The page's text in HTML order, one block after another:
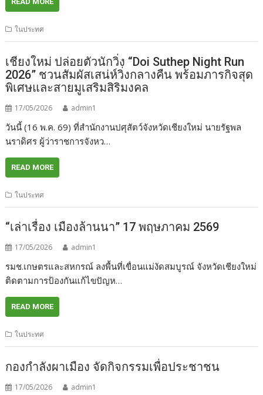
ในประทศ
เชียงใหม่ ปล่อยตัวนักวิ่ง “Doi Suthep Night Run
2026” ชวนสัมผัสเสน่ห์วิ่งกลางคืน พร้อมภารกิจสุด
พิเศษและสายมูเสริมสิริมงคล
17/05/2026 admin1
วันนี้ (16 พ.ค. 69) ที่สำนักงานปศุสัตว์จังหวัดเชียงใหม่ นายรัฐพล
นราดิศร ผู้ว่าราชการจังหว…
READ MORE
ในประทศ
“เล่าเรื่อง เมืองล้านนา” 17 พฤษภาคม 2569
17/05/2026 admin1
รมช.เกษตรและสหกรณ์ ลงพื้นที่เขื่อนแม่งัดสมบูรณ์ จังหวัดเชียงใหม่
ติดตามการป้องกันแก้ไขปัญห…
READ MORE
ในประทศ
กองกำลังผาเมือง จัดกิจกรรมเพื่อประชาชน
17/05/2026 admin1